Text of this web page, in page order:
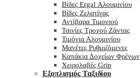
Βίδες Ergal Αλουμινίου
Βίδες Ζελατίνας
Αντίβαρα Τιμονιού
Ταινίες Τροχού Ζάντας
Τιμόνια Αλουμινίου
Μανέτες Ρυθμιζόμενες
Καπάκια Δοχείων Φρένων
Χειρολαβές Grip
Εξοπλισμός Ταξιδίου